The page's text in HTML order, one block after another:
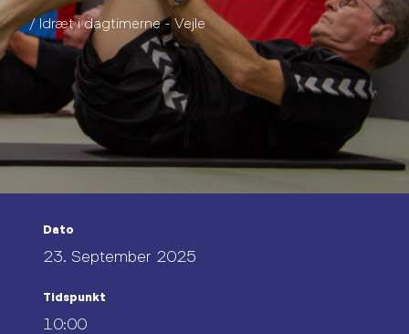
/ Idræt i dagtimerne - Vejle
Dato
23. September 2025
Tidspunkt
10:00